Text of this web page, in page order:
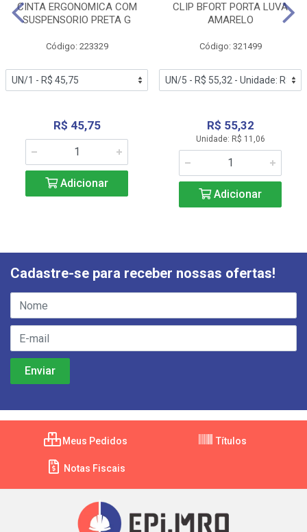
CINTA ERGONOMICA COM
SUSPENSORIO PRETA G
Código: 223329
R$ 45,75
Adicionar
CLIP BFORT PORTA LUVA
AMARELO
Código: 321499
R$ 55,32
Unidade: R$ 11,06
Adicionar
Cadastre-se para receber nossas ofertas!
Meus Pedidos Títulos
Notas Fiscais